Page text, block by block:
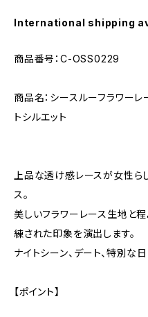
International shipping
商品番号：C-OSS0229
商品名：シースルーフラワー
トシルエット
上品な透け感レースが女性ら
ス。
美しいフラワーレース生地と
練された印象を演出します。
ナイトシーン、デート、特別な
【ポイント】